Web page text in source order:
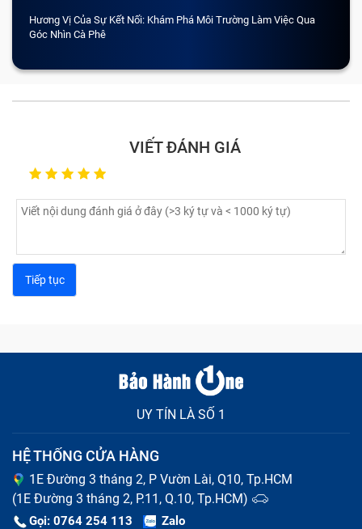
Hương Vị Của Sự Kết Nối: Khám Phá Môi Trường Làm Việc Qua
Góc Nhìn Cà Phê
VIẾT ĐÁNH GIÁ
UY TÍN LÀ SỐ 1
HỆ THỐNG CỬA HÀNG
1E Đường 3 tháng 2, P Vườn Lài, Q10, Tp.HCM
(1E Đường 3 tháng 2, P.11, Q.10, Tp.HCM)
Gọi: 0764 254 113 Zalo